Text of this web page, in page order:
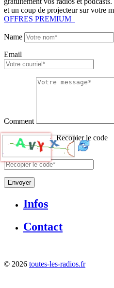
et un coup de projecteur sur votre
OFFRES PREMIUM
Name
Email
Comment
Recopier le code
Envoyer
Infos
Contact
© 2026 toutes-les-radios.fr